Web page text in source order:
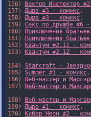
156)
Вектор Инспектор
157) Дыра #5 - комикс,
158) Дыра #3 - комикс,
159) Секс по дружбе #6 -
160)
Приключения
161)
Приключения
162)
Квантум #2.11 -
163)
Квантум #2.12 -
164) Starcraft -
165) Summer #1 - комикс,
166)
Веб-мастер и
167)
Веб-мастер и
168)
Веб-мастер и
169) Дыра #1 - комикс,
170)
Кибер Неон #2 -